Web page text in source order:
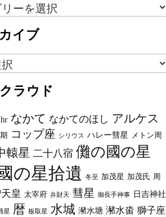
イブ
ラウド
なかて なかてのほし アルケス
コップ座 シリウス ハレー彗星 メトン周
轅星 二十八宿 儺の國の星
の星拾遺 冬至 加茂星 加茂氏 周
皇 太宰府 弁財天 彗星 御長手神事 日吉神社
星 暦 板取星 水城 瀦水塘 瀦水畓 獅子座